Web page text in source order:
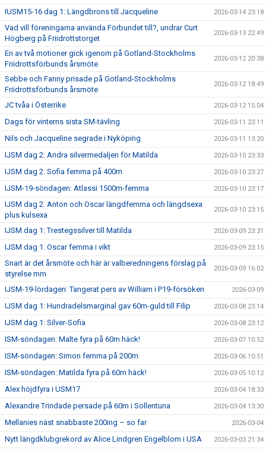
IUSM15-16 dag 1: Längdbrons till Jacqueline 2026-03-14 23:18
Vad vill föreningarna använda Förbundet till?, undrar Curt
Högberg på Friidrottstorget
2026-03-13 22:49
En av två motioner gick igenom på Gotland-Stockholms
Friidrottsförbunds årsmöte
2026-03-12 20:38
Sebbe och Fanny prisade på Gotland-Stockholms
Friidrottsförbunds årsmöte
2026-03-12 18:49
JC tvåa i Österrike 2026-03-12 15:04
Dags för vinterns sista SM-tävling 2026-03-11 23:11
Nils och Jacqueline segrade i Nyköping 2026-03-11 13:20
IJSM dag 2: Andra silvermedaljen för Matilda 2026-03-10 23:33
IJSM dag 2: Sofia femma på 400m 2026-03-10 23:27
IJSM-19-söndagen: Atlassi 1500m-femma 2026-03-10 23:17
IJSM dag 2: Anton och Oscar längdfemma och längdsexa
plus kulsexa
2026-03-10 23:15
IJSM dag 1: Trestegssilver till Matilda 2026-03-09 23:31
IJSM dag 1: Oscar femma i vikt 2026-03-09 23:15
Snart är det årsmöte och här är valberedningens förslag på
styrelse mm
2026-03-09 16:02
IJSM-19-lördagen: Tangerat pers av William i P19-försöken 2026-03-09
IJSM dag 1: Hundradelsmarginal gav 60m-guld till Filip 2026-03-08 23:14
IJSM dag 1: Silver-Sofia 2026-03-08 23:12
ISM-söndagen: Malte fyra på 60m häck! 2026-03-07 10:52
ISM-söndagen: Simon femma på 200m 2026-03-06 10:51
ISM-söndagen: Matilda fyra på 60m häck! 2026-03-05 10:12
Alex höjdfyra i USM17 2026-03-04 18:33
Alexandre Trindade persade på 60m i Sollentuna 2026-03-04 13:30
Mellanies näst snabbaste 200ing – so far 2026-03-04
Nytt längdklubgrekord av Alice Lindgren Engelblom i USA 2026-03-03 21:34